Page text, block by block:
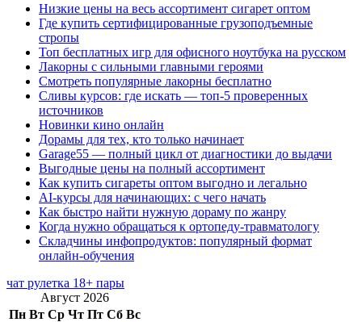
Низкие цены на весь ассортимент сигарет оптом
Где купить сертифицированные грузоподъемные
стропы
Топ бесплатных игр для офисного ноутбука на русском
Лакорны с сильными главными героями
Смотреть популярные лакорны бесплатно
Сливы курсов: где искать — топ-5 проверенных
источников
Новинки кино онлайн
Дорамы для тех, кто только начинает
Garage55 — полный цикл от диагностики до выдачи
Выгодные цены на полный ассортимент
Как купить сигареты оптом выгодно и легально
AI-курсы для начинающих: с чего начать
Как быстро найти нужную дораму по жанру
Когда нужно обращаться к ортопеду-травматологу
Складчины инфопродуктов: популярный формат
онлайн-обучения
чат рулетка 18+ пары
Август 2026
Пн Вт Ср Чт Пт Сб Вс